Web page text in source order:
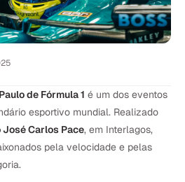
de Fórmula 1 é um dos eventos
esportivo mundial. Realizado
Carlos Pace, em Interlagos,
pela velocidade e pelas